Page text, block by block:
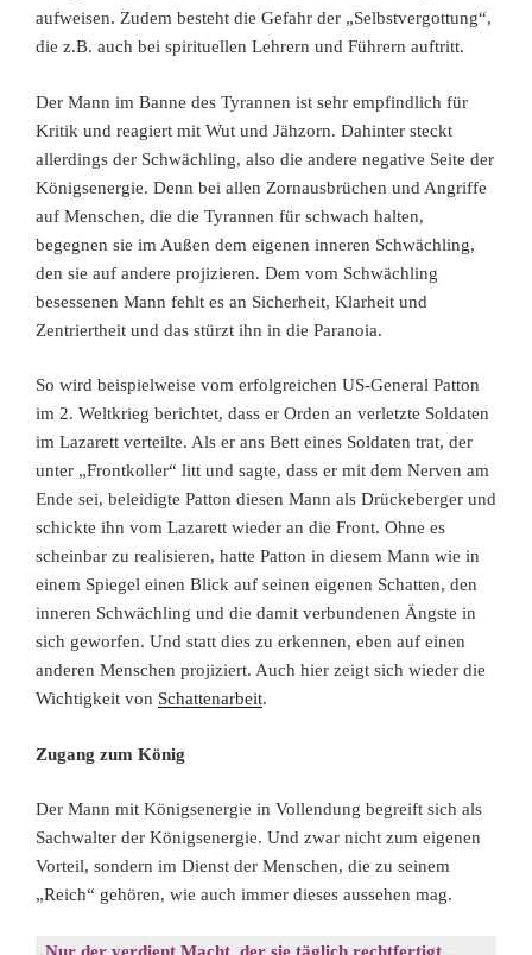
aufweisen. Zudem besteht die Gefahr der „Selbstvergottung“,
die z.B. auch bei spirituellen Lehrern und Führern auftritt.
Der Mann im Banne des Tyrannen ist sehr empfindlich für
Kritik und reagiert mit Wut und Jähzorn. Dahinter steckt
allerdings der Schwächling, also die andere negative Seite der
Königsenergie. Denn bei allen Zornausbrüchen und Angriffe
auf Menschen, die die Tyrannen für schwach halten,
begegnen sie im Außen dem eigenen inneren Schwächling,
den sie auf andere projizieren. Dem vom Schwächling
besessenen Mann fehlt es an Sicherheit, Klarheit und
Zentriertheit und das stürzt ihn in die Paranoia.
So wird beispielweise vom erfolgreichen US-General Patton
im 2. Weltkrieg berichtet, dass er Orden an verletzte Soldaten
im Lazarett verteilte. Als er ans Bett eines Soldaten trat, der
unter „Frontkoller“ litt und sagte, dass er mit dem Nerven am
Ende sei, beleidigte Patton diesen Mann als Drückeberger und
schickte ihn vom Lazarett wieder an die Front. Ohne es
scheinbar zu realisieren, hatte Patton in diesem Mann wie in
einem Spiegel einen Blick auf seinen eigenen Schatten, den
inneren Schwächling und die damit verbundenen Ängste in
sich geworfen. Und statt dies zu erkennen, eben auf einen
anderen Menschen projiziert. Auch hier zeigt sich wieder die
Wichtigkeit von Schattenarbeit.
Zugang zum König
Der Mann mit Königsenergie in Vollendung begreift sich als
Sachwalter der Königsenergie. Und zwar nicht zum eigenen
Vorteil, sondern im Dienst der Menschen, die zu seinem
„Reich“ gehören, wie auch immer dieses aussehen mag.
„ „